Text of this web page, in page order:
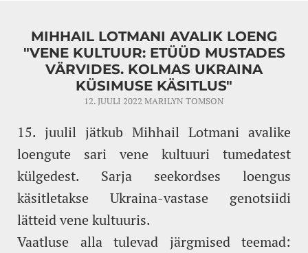
MIHHAIL LOTMANI AVALIK LOENG
"VENE KULTUUR: ETÜÜD MUSTADES
VÄRVIDES. KOLMAS UKRAINA
KÜSIMUSE KÄSITLUS"
12. JUULI 2022 MARILYN TOMSON
15. juulil jätkub Mihhail Lotmani avalike
loengute sari vene kultuuri tumedatest
külgedest. Sarja seekordses loengus
käsitletakse Ukraina-vastase genotsiidi
lätteid vene kultuuris.
Vaatluse alla tulevad järgmised teemad: